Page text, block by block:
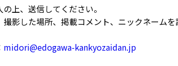
上、送信してください。
影した場所、掲載コメント、ニックネーム
midori@edogawa-kankyozaidan.jp